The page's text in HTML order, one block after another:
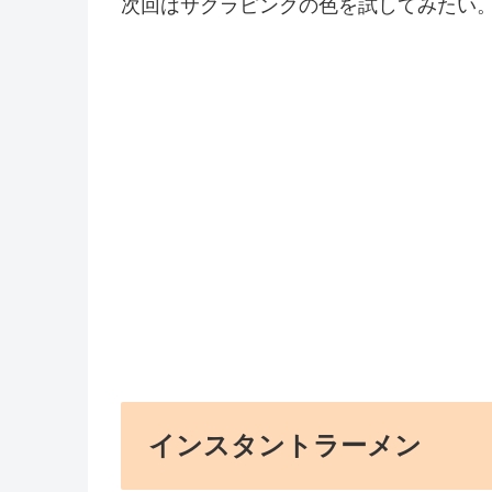
次回はサクラピンクの色を試してみたい
インスタントラーメン